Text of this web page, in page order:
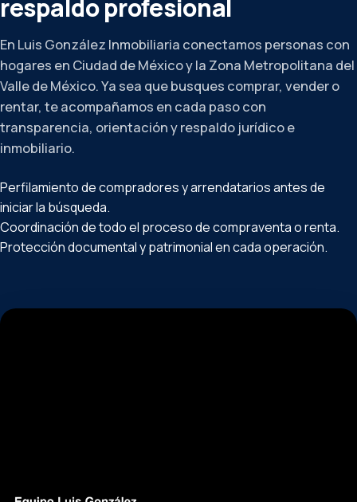
respaldo profesional
En Luis González Inmobiliaria conectamos personas con
hogares en Ciudad de México y la Zona Metropolitana del
Valle de México. Ya sea que busques comprar, vender o
rentar, te acompañamos en cada paso con
transparencia, orientación y respaldo jurídico e
inmobiliario.
Perfilamiento de compradores y arrendatarios antes de
iniciar la búsqueda.
Coordinación de todo el proceso de compraventa o renta.
Protección documental y patrimonial en cada operación.